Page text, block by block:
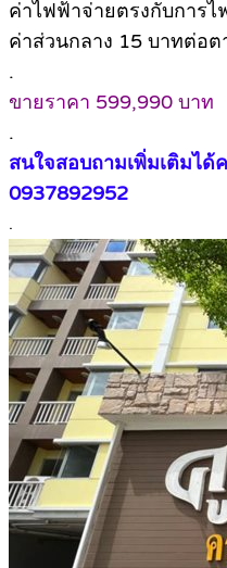
ค่าไฟฟ้าจ่ายตรงกับการไ
ค่าส่วนกลาง 15 บาทต่อต
.
ขายราคา 599,990 บาท
.
สนใจสอบถามเพิ่มเติมได้
0937892952
.